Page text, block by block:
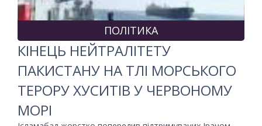
ПОЛІТИКА
КІНЕЦЬ НЕЙТРАЛІТЕТУ
ПАКИСТАНУ НА ТЛІ МОРСЬКОГО
ТЕРОРУ ХУСИТІВ У ЧЕРВОНОМУ
МОРІ